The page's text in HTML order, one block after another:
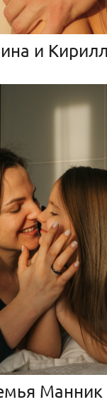
и Кирилл
Манник